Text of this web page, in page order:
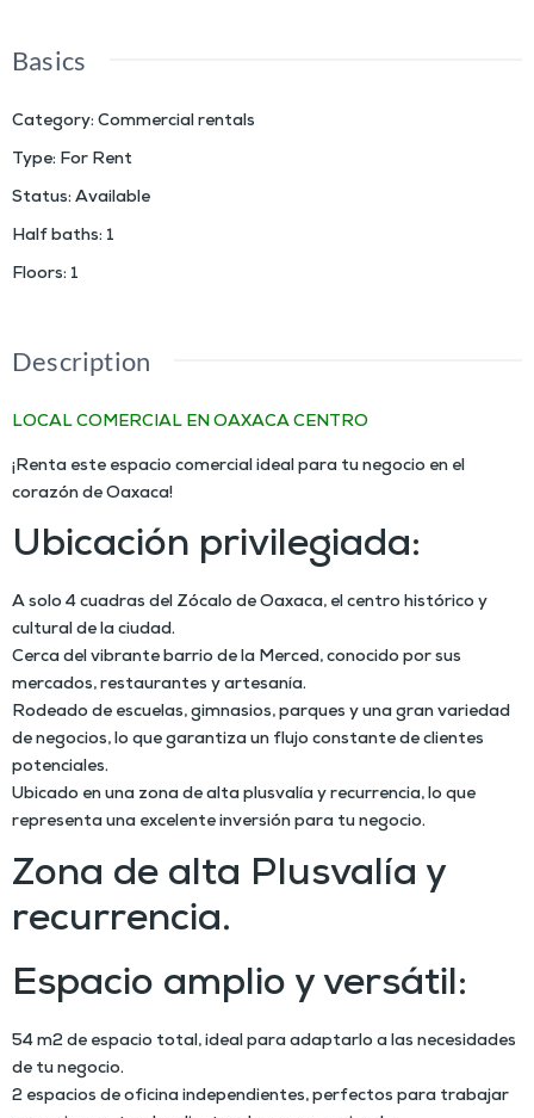
Basics
Category: Commercial rentals
Type: For Rent
Status: Available
Half baths: 1
Floors: 1
Description
LOCAL COMERCIAL EN OAXACA CENTRO
¡Renta este espacio comercial ideal para tu negocio en el
corazón de Oaxaca!
Ubicación privilegiada:
A solo 4 cuadras del Zócalo de Oaxaca, el centro histórico y
cultural de la ciudad.
Cerca del vibrante barrio de la Merced, conocido por sus
mercados, restaurantes y artesanía.
Rodeado de escuelas, gimnasios, parques y una gran variedad
de negocios, lo que garantiza un flujo constante de clientes
potenciales.
Ubicado en una zona de alta plusvalía y recurrencia, lo que
representa una excelente inversión para tu negocio.
Zona de alta Plusvalía y
recurrencia.
Espacio amplio y versátil:
54 m2 de espacio total, ideal para adaptarlo a las necesidades
de tu negocio.
2 espacios de oficina independientes, perfectos para trabajar